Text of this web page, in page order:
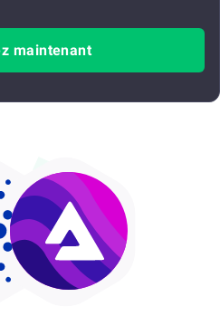
maintenant